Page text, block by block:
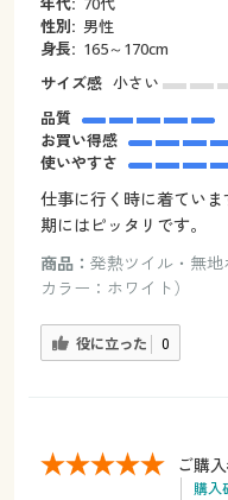
性別: 男性
身長: 165～170cm
サイズ感 小さい
品質
お買い得感
使いやすさ
仕事に行く時に着てい
期にはピッタリです。
商品： 発熱ツイル・無
カラー：ホワイト）
役に立った 0
ご購
購入